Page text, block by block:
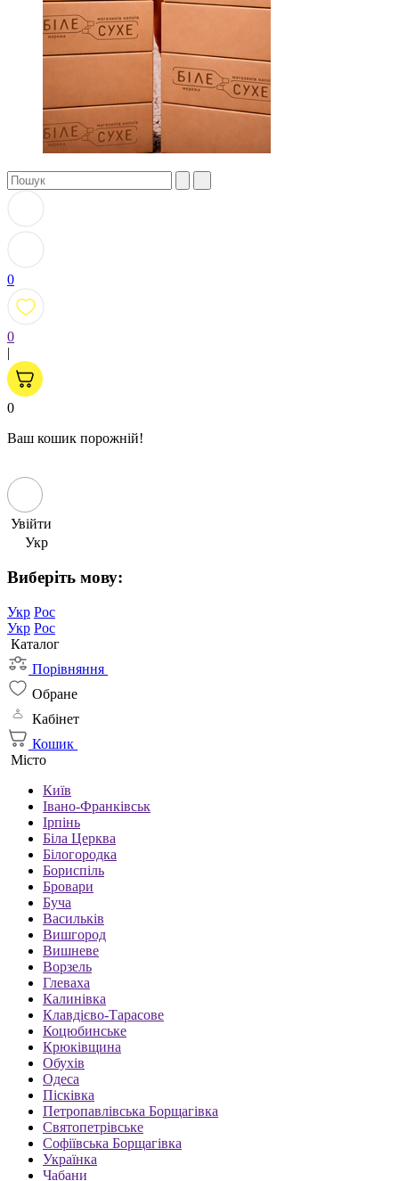
0
0
|
0
Ваш кошик порожній!
Увійти
Укр
Виберіть мову:
Укр Рос
Укр Рос
Каталог
Порівняння
Обране
Кабінет
Кошик
Місто
Київ
Івано-Франківськ
Ірпінь
Біла Церква
Білогородка
Бориспіль
Бровари
Буча
Васильків
Вишгород
Вишневе
Ворзель
Глеваха
Калинівка
Клавдієво-Тарасове
Коцюбинське
Крюківщина
Обухів
Одеса
Пісківка
Петропавлівська Борщагівка
Святопетрівське
Софіївська Борщагівка
Українка
Чабани